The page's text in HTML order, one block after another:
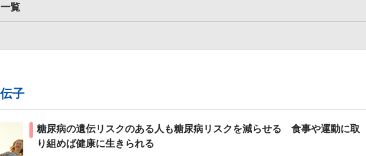
覧
年 2011年 2010年 2009年 2008年 2007年 2006年 2005年 2004年
他）（586)
子
糖尿病の遺伝リスクのある人も糖尿病リスクを減らせる 食事や運動に取
り組めば健康に生きられる